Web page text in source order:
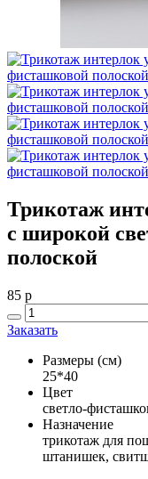
Трикотаж
с широкой
полоской
85 p
Заказать
Размеры (см)
25*40
Цвет
светло-
Назначение
трикотаж для
штанишек,